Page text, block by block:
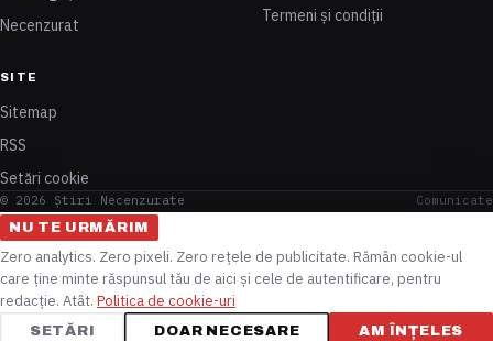
Necenzurat
Termeni și condiții
SITE
Sitemap
RSS
Setări cookie
© 2026 Știri Necenzurate
Comunicate
NU TE URMĂRIM
Zero analytics. Zero pixeli. Zero rețele de publicitate. Rămân cookie-ul
care ține minte răspunsul tău de aici și cele de autentificare, pentru
redacție. Atât. Politica de cookie-uri
SETĂRI DOAR NECESARE AM ÎNȚELES